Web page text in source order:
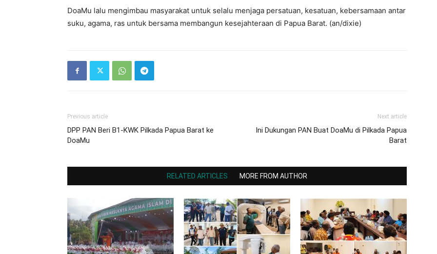
DoaMu lalu mengimbau masyarakat untuk selalu menjaga persatuan, kesatuan, kebersamaan antar
suku, agama, ras untuk bersama membangun kesejahteraan di Papua Barat. (an/dixie)
Previous article
DPP PAN Beri B1-KWK Pilkada Papua Barat ke
DoaMu
Next article
Ini Dukungan PAN Buat DoaMu di Pilkada Papua
Barat
RELATED ARTICLES MORE FROM AUTHOR